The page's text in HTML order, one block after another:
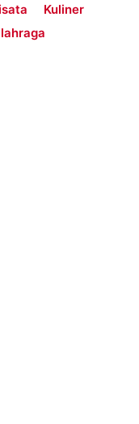
Kuliner